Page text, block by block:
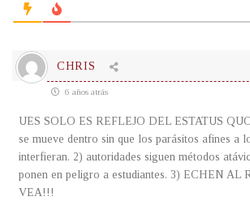
CHRIS
6 años atrás
UES SOLO ES REFLEJO DEL ESTATUS
se mueve dentro sin que los parásitos afines a
interfieran. 2) autoridades siguen métodos
ponen en peligro a estudiantes. 3) ECHEN AL
VEA!!!